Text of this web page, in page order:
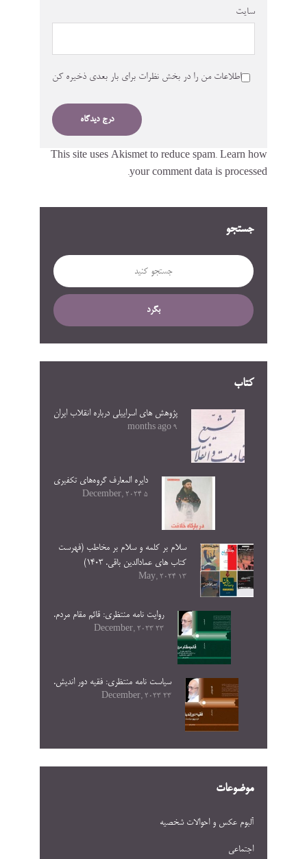
جستجو
بگرد
کتاب
پژوهش های اسراییلی درباره انقلاب ایران
9 months ago
دایره المعارف گروه‌های تکفیری
5 December, 2024
سلام بر کلمه و سلام بر مخاطب (فهرست
کتاب های عمادالدین باقی. ۱۴۰۳)
13 May, 2024
روایت نامه منتظری: قائم مقام مردم.
23 December, 2023
سیاست نامه منتظری: فقیه دور اندیش.
23 December, 2023
موضوعات
آلبوم عکس و احوالات شخصيه
اجتماعی
سایت
اطلاعات من را در بخش نظرات برای بار بعدی ذخیره کن
This site uses Akismet to reduce spam. Learn how
your comment data is processed.